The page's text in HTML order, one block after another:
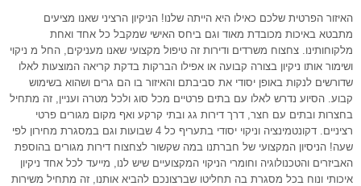
האיזור הפרטית שלכם כאילו היא הייתה שלנו! הניקיון הרציני שאנו מציעים
מתבטא באיכות מכובדת מאוד וגם ביחס האישי שמקבל כל אחד ואחת
מלקוחותינו. צחצוח משרדים ודירות זה טיפול מקצועי שאנו מעניקים, החל מ ניקוי
ושימור אותו ניקיון בצורה קבועה או אפילו הברקות בדקת קריאה המוצעות לאלו
שדורשים לנקות באופן יסודי את סביבתם והאיזור בו הם גרים ושהוא בשימוש
קבוע. הסיוע נדרש לאלו עם בתים פרטיים מכל סוג ולכל מטרה ועניין, זה מתחיל
בחצרות ובתים עם חצר, דרך דירות גג ובתי קרקע ואף מקום מגורים פרטי
רציניים. דקונטמינציה וניקוי יסודי בתעריף כל 4 שבועות וגם במסגרת מחירון לפי
שעה! הניסיון המקצועי של חברתנו במה שקשור לצחצוח דירות מגורים בהוספת
האביזרים והטכנולוגיה וחומרי הניקוי המקצועיים שיש לנו, מייעד לכל אחד ניקיון
איכותי ונוח בכל מסגרת בה תחליטו שברצונכם להביא אותנו, זה מתחיל משירות